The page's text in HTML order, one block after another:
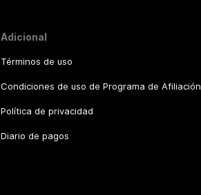
Adicional
Términos de uso
Condiciones de uso de Programa de Afiliación
Política de privacidad
Diario de pagos